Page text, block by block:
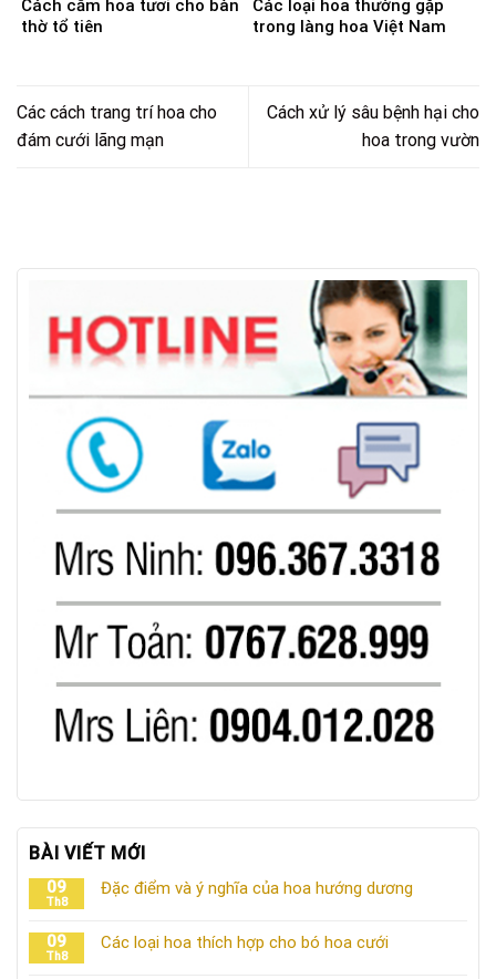
Cách cắm hoa tươi cho bàn
thờ tổ tiên
Các loại hoa thường gặp
trong làng hoa Việt Nam
Các cách trang trí hoa cho
đám cưới lãng mạn
Cách xử lý sâu bệnh hại cho
hoa trong vườn
BÀI VIẾT MỚI
09
Th8
Đặc điểm và ý nghĩa của hoa hướng dương
09
Th8
Các loại hoa thích hợp cho bó hoa cưới